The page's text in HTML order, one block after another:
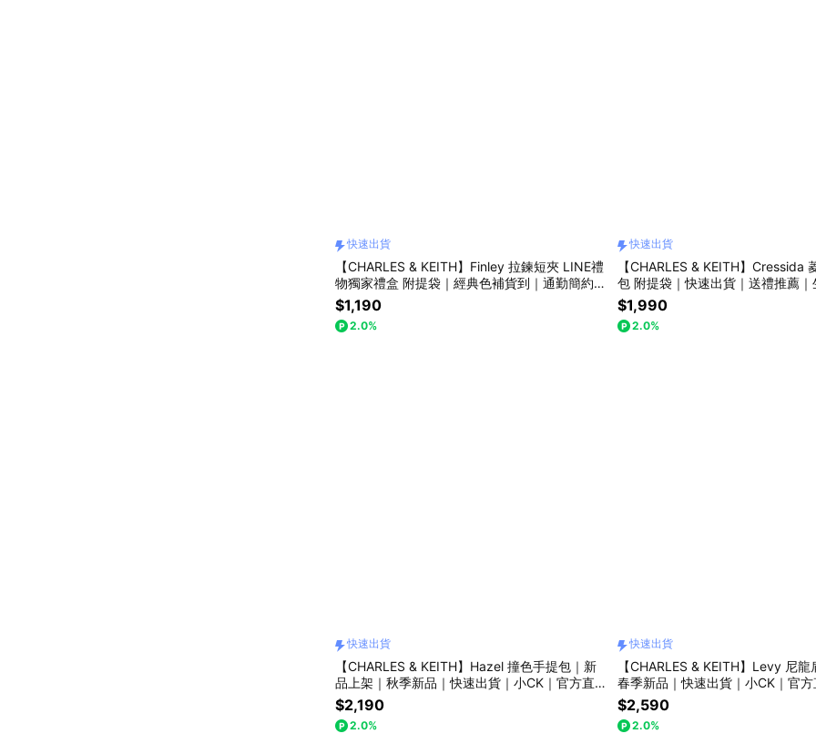
快速出貨
【CHARLES & KEITH】Finley 拉鍊短夾 LINE禮
物獨家禮盒 附提袋｜經典色補貨到｜通勤簡約時
尚｜情人節快樂｜生日禮物｜快速出貨｜小CK
｜官方直營
$1,190
2.0%
快速出貨
【CHARLES & KEITH】Cressida
包 附提袋｜快速出貨｜送禮推薦
人節禮物｜小CK｜官方直營
$1,990
2.0%
快速出貨
【CHARLES & KEITH】Hazel 撞色手提包｜新
品上架｜秋季新品｜快速出貨｜小CK｜官方直
營
$2,190
2.0%
快速出貨
【CHARLES & KEITH】Levy 尼
春季新品｜快速出貨｜小CK｜官
$2,590
2.0%